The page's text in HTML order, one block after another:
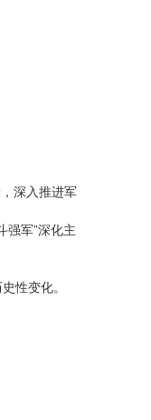
深入推进军
强军”深化主
性变化。